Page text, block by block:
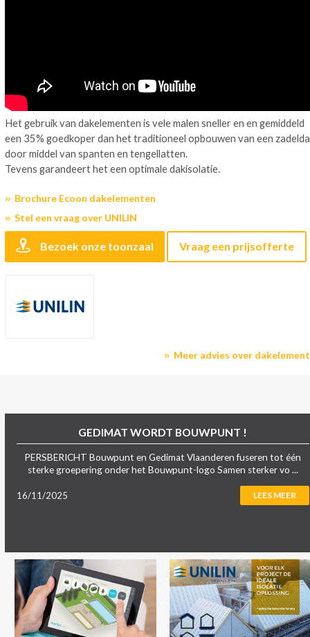
Het gebruik van dakelementen is vele malen sneller en en gemiddeld
een 35% goedkoper dan het traditioneel opbouwen van een
door middel van spanten en tengellatten.
Tevens garandeert het een optimale dakisolatie.
Meer advies over
Brochure Ecoon dakelementen
Stel een vraag over UNILIN
Bezoek onze toonzaal Vraag een prijsofferte
GEDIMAT WORDT BOUWPUNT !
PERSBERICHT Bouwpunt en Gedimat Vlaanderen fuseren tot één
sterke groepering onder het Bouwpunt-logo Samen sterker vo ...
16/11/2025 LEES MEER